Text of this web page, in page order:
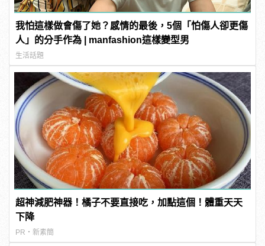
我怕這樣做會傷了她？感情的最後，5個「怕傷人卻更傷
人」的分手作為 | manfashion這樣變型男
生活話題
超神減肥神器！橘子不要直接吃，加點這個！體重天天
下降
PR・新素簡